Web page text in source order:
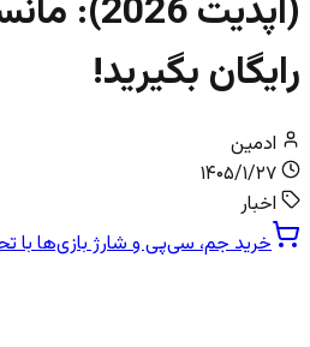
(آپدیت
رایگان بگیرید!
ادمین
۱۴۰۵/۱/۲۷
اخبار
خرید جم، سی‌پی و شارژ بازی‌ها با